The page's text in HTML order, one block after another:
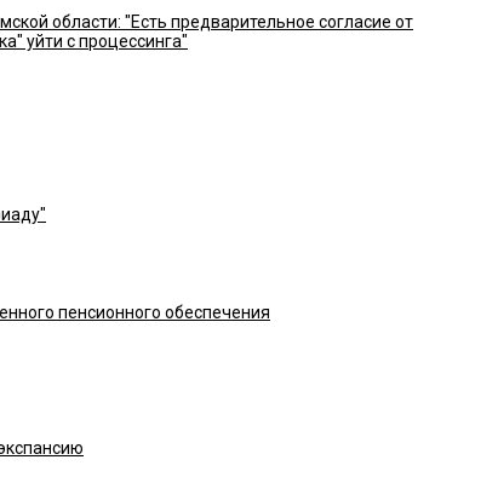
области: "Есть предварительное согласие от
уйти с процессинга"
пенсионного обеспечения